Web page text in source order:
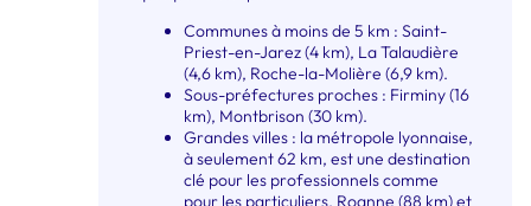
Communes à moins de 5 km : Saint-
Priest-en-Jarez (4 km), La Talaudière
(4,6 km), Roche-la-Molière (6,9 km).
Sous-préfectures proches : Firminy (16
km), Montbrison (30 km).
Grandes villes : la métropole lyonnaise,
à seulement 62 km, est une destination
clé pour les professionnels comme
pour les particuliers. Roanne (88 km) et